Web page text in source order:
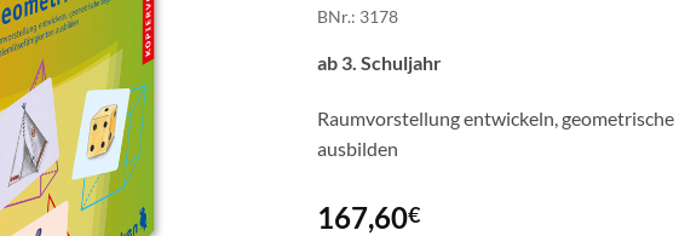
BNr.: 3178
167,60€
ab 3. Schuljahr
Raumvorstellung entwickeln,
ausbilden